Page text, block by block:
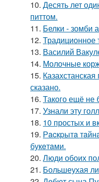
10. Десять лет
питтом.
11. Белки - зомби
12. Традиционное
13. Василий
14. Молочные
15.
сказано.
16. Такого ещё не
17. Узнали эту
18. 10 простых и
19. Рacкpытa
букeтaми.
20. Люди обоих
21. Большеухая